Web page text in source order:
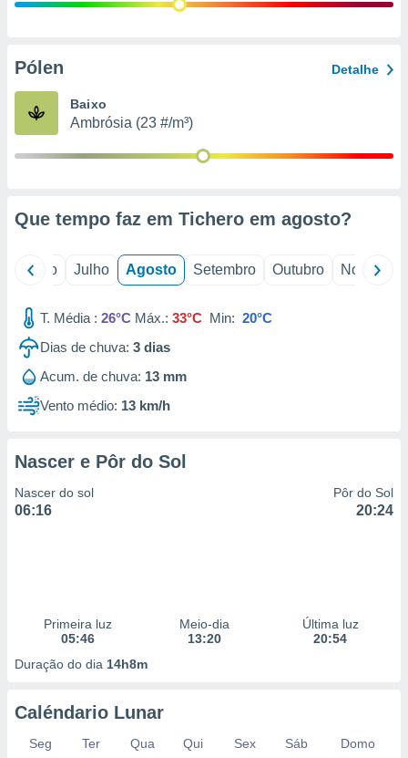
e
Pólen Detalhe
Baixo
Ambrósia (23 #/m³)
Que tempo faz em Tichero em agosto?
Junho Julho Agosto Setembro Outubro Novembro
T. Média : 26°C Máx.: 33°C Min: 20°C
Dias de chuva: 3 dias
Acum. de chuva: 13 mm
Vento médio: 13 km/h
Nascer e Pôr do Sol
Nascer do sol
06:16
Pôr do Sol
20:24
Primeira luz
05:46
Meio-dia
13:20
Última luz
20:54
Duração do dia 14h8m
Caléndario Lunar
Seg Ter Qua Qui Sex Sáb
Domo